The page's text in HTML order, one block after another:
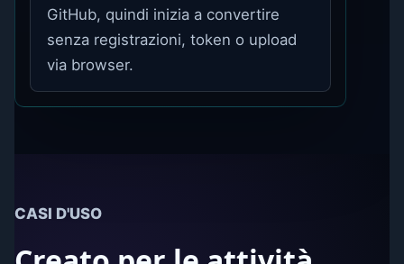
GitHub, quindi inizia a convertire
senza registrazioni, token o upload
via browser.
CASI D'USO